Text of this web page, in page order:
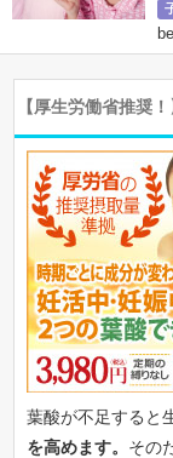
【厚生労働省推奨
葉酸が不足すると
を高めます。 その